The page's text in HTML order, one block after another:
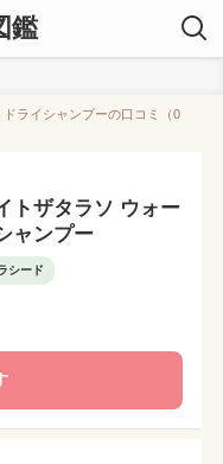
鑑
ライシャンプーの口コミ（0
トザタラソ ウォー
ャンプー
シード